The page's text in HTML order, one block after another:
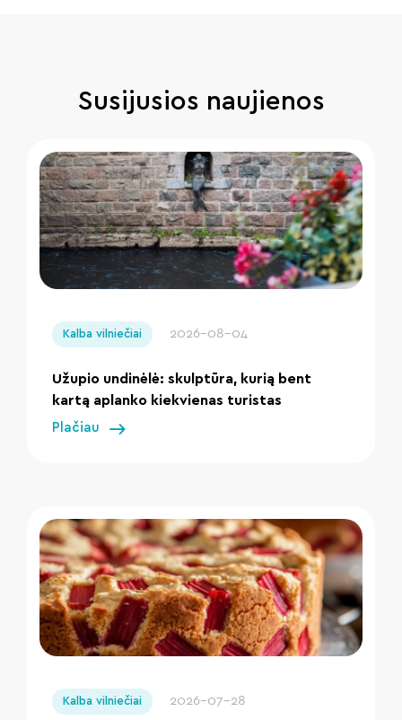
Susijusios naujienos
Kalba vilniečiai 2026-08-04
Užupio undinėlė: skulptūra, kurią bent
kartą aplanko kiekvienas turistas
Plačiau
Kalba vilniečiai 2026-07-28